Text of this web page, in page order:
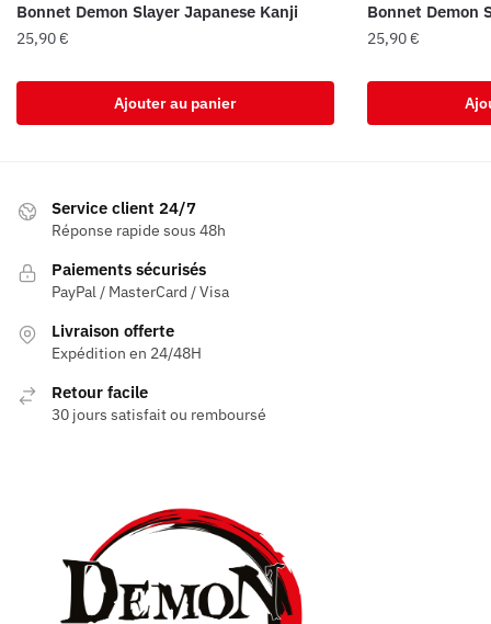
Bonnet Demon Slayer Japanese Kanji
25,90€
Ajouter au panier
Bonnet Demon
25,90€
Service client 24/7
Réponse rapide sous 48h
Paiements sécurisés
PayPal / MasterCard / Visa
Livraison offerte
Expédition en 24/48H
Retour facile
30 jours satisfait ou remboursé